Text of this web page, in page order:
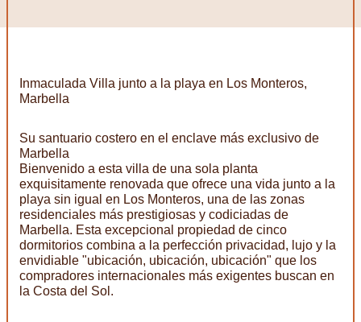
Inmaculada Villa junto a la playa en Los Monteros,
Marbella
Su santuario costero en el enclave más exclusivo de
Marbella
Bienvenido a esta villa de una sola planta
exquisitamente renovada que ofrece una vida junto a la
playa sin igual en Los Monteros, una de las zonas
residenciales más prestigiosas y codiciadas de
Marbella. Esta excepcional propiedad de cinco
dormitorios combina a la perfección privacidad, lujo y la
envidiable "ubicación, ubicación, ubicación" que los
compradores internacionales más exigentes buscan en
la Costa del Sol.